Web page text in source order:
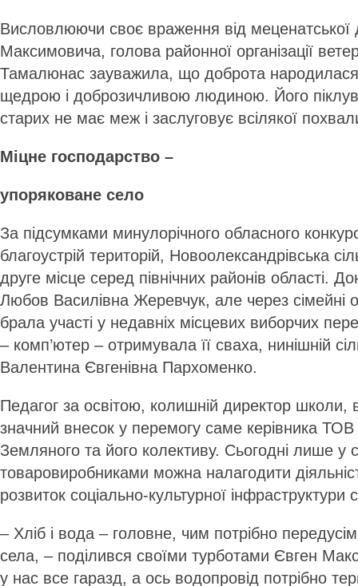
Висловлюючи своє враження від меценатської
Максимовича, голова районної організації
Тамалюнас зауважила, що доброта
щедрою і доброзичливою людиною. Його
старих не має меж і заслуговує всілякої
Міцне господарство –
упоряковане село
За підсумками минулорічного обласного
благоустрій територій, Ново­олександрівська
друге місце серед північних районів області.
Любов Василівна Жеревчук, але через сімейні
брала участі у недавніх місцевих виборчих
– комп’ютер – отримувала її сваха, нинішній
Валентина Євгенівна Пархоменко.
Педагог за освітою, колишній директор школи,
значний внесок у перемогу саме керівника
Земляного та його колективу. Сьогодні лише у
товаровиробниками можна налагодити
розвиток соціально-культурної інфраструктури
– Хліб і вода – головне, чим потрібно
села, – поділився своїми турботами Євген
у нас все гаразд, а ось водопровід потрібно